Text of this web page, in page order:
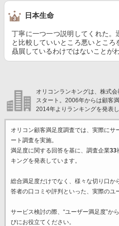
日本生命
丁寧に一つ一つ説明してくれた。
と比較していいところ悪いとこ
贔屓しているわけではないことが
オリコンランキングは、株式
スタート。2006年からは顧客
2014年よりランキングを発表し
オリコン顧客満足度調査では、実際にサ
ート調査を実施。
満足度に関する回答を基に、調査企業33
キングを発表しています。
総合満足度だけでなく、様々な切り口か
答者の口コミや評判といった、実際のユ
サービス検討の際、“ユーザー満足度”か
びにお役立てください。